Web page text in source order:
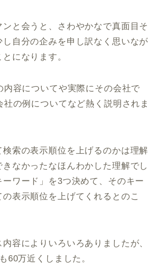
と会うと、さわやかなで真面目そ
し自分の企みを申し訳なく思いなが
になります。
内容についてや実際にその会社で
社の例についてなど熱く説明されま
検索の表示順位を上げるのかは理解
なかったなほんわかした理解でし
ワード」を3つ決めて、そのキー
の表示順位を上げてくれるとのこ
容によりいろいろありましたが、
60万近くしました。